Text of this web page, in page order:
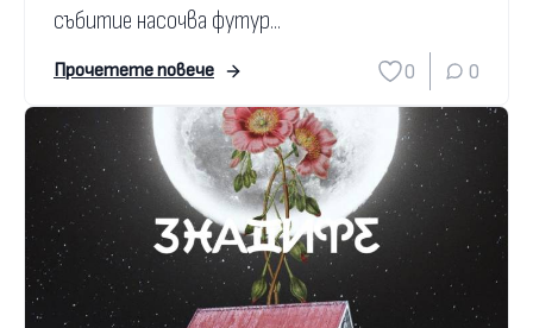
събитие насочва футур...
Прочетете повече 0 0